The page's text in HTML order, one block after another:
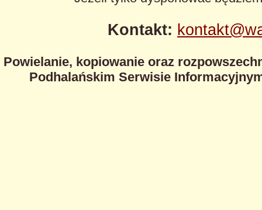
Kontakt:
Powielanie, kopiowanie oraz
Podhalańskim Serwisie